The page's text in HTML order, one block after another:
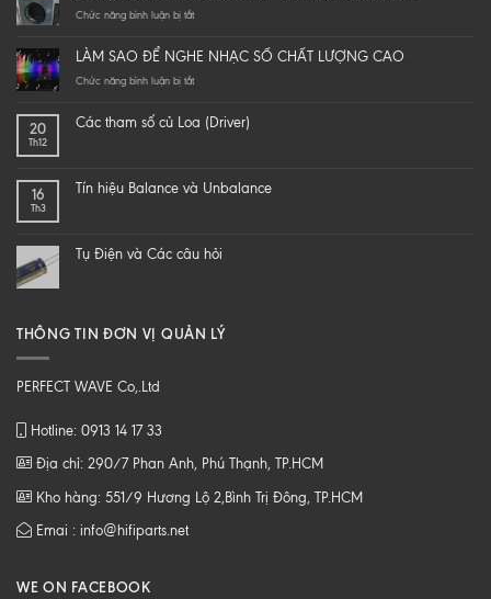
Chức năng bình luận bị tắtở
yourself
a
speaker
loa
Z
LÀM SAO ĐỂ NGHE NHẠC SỐ CHẤT LƯỢNG CAO
Chức năng bình luận bị tắtở
ĐỂ
CHẤT
20
Th12
Các tham số củ Loa (Driver)
16
Th3
Tín hiệu Balance và Unbalance
Tụ Điện và Các câu hỏi
THÔNG TIN ĐƠN VỊ QUẢN LÝ
PERFECT WAVE Co,.Ltd
Hotline: 0913 14 17 33
Địa chỉ: 290/7 Phan Anh, Phú Thạnh, TP.HCM
Kho hàng: 551/9 Hương Lộ 2,Bình Trị Đông, TP.HCM
Emai : info@hifiparts.net
WE ON FACEBOOK